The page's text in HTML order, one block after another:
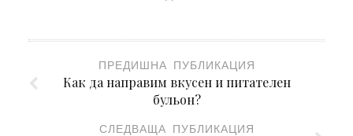
ПРЕДИШНА ПУБЛИКАЦИЯ
Как да направим вкусен и питателен
бульон?
СЛЕДВАЩА ПУБЛИКАЦИЯ